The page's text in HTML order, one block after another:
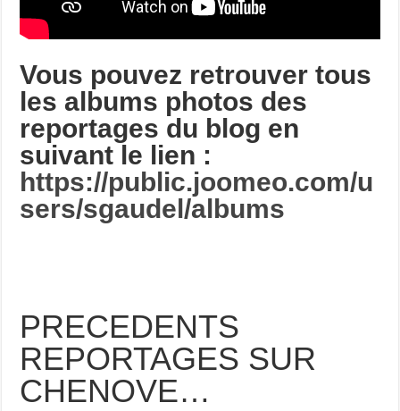
Vous pouvez retrouver tous
les albums photos des
reportages du blog en
suivant le lien :
https://public.joomeo.com/u
sers/sgaudel/albums
PRECEDENTS
REPORTAGES SUR
CHENOVE…